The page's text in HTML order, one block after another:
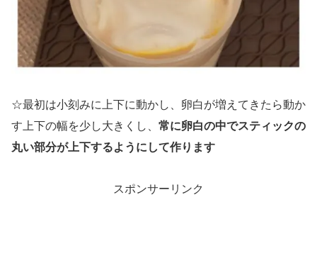
☆最初は小刻みに上下に動かし、卵白が増えてきたら動か
す上下の幅を少し大きくし、 常に卵白の中でスティックの
丸い部分が上下するようにして作ります
スポンサーリンク